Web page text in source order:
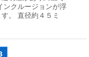
ンクルージョンが浮
。 直径約４５ミ